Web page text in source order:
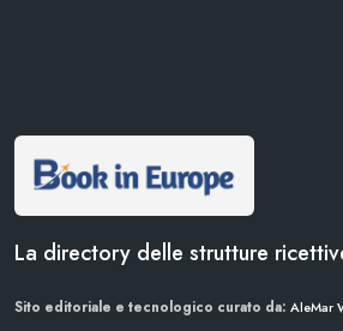
La directory delle strutture
Sito editoriale e tecnologico curato da: AleMar